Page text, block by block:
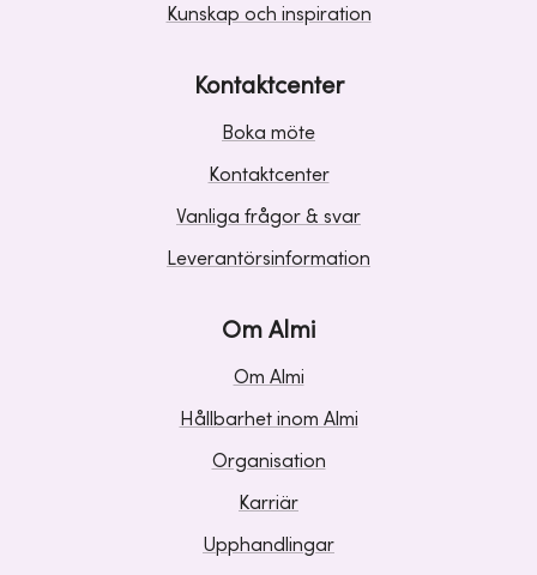
Kunskap och inspiration
Kontaktcenter
Boka möte
Kontaktcenter
Vanliga frågor & svar
Leverantörsinformation
Om Almi
Om Almi
Hållbarhet inom Almi
Organisation
Karriär
Upphandlingar